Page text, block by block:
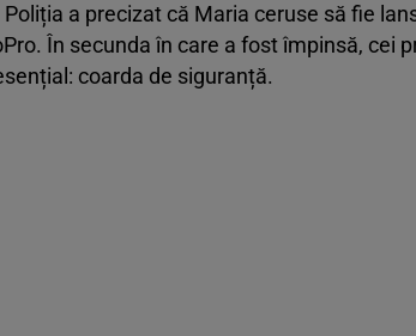
a precizat că Maria ceruse să fie
În secunda în care a fost împinsă, cei
coarda de siguranță.